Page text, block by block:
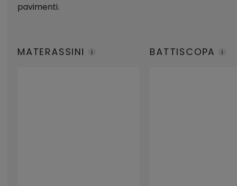
pavimenti.
MATERASSINI BATTISCOPA